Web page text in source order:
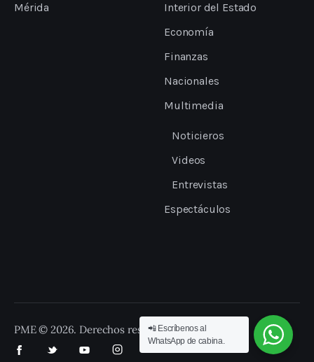
Mérida
Interior del Estado
Economía
Finanzas
Nacionales
Multimedia
Noticieros
Videos
Entrevistas
Espectáculos
PME © 2026. Derechos reservados.
📲 Escríbenos al
WhatsApp de cabina.